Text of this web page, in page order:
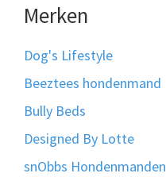
Merken
Dog's Lifestyle
Beeztees hondenmand
Bully Beds
Designed By Lotte
snObbs Hondenmanden